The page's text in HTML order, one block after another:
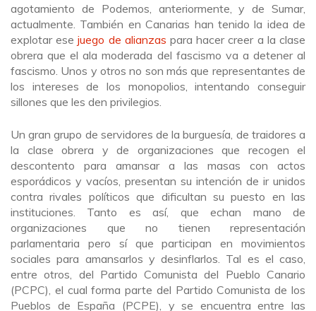
agotamiento de Podemos, anteriormente, y de Sumar,
actualmente. También en Canarias han tenido la idea de
explotar ese juego de alianzaspara hacer creer a la clase
obrera que el ala moderada del fascismo va a detener al
fascismo. Unos y otros no son más que representantes de
los intereses de los monopolios, intentando conseguir
sillones que les den privilegios.
Un gran grupo de servidores de la burguesía, de traidores a
la clase obrera y de organizaciones que recogen el
descontento para amansar a las masas con actos
esporádicos y vacíos, presentan su intención de ir unidos
contra rivales políticos que dificultan su puesto en las
instituciones. Tanto es así, que echan mano de
organizaciones que no tienen representación
parlamentaria pero sí que participan en movimientos
sociales para amansarlos y desinflarlos. Tal es el caso,
entre otros, del Partido Comunista del Pueblo Canario
(PCPC), el cual forma parte del Partido Comunista de los
Pueblos de España (PCPE), y se encuentra entre las